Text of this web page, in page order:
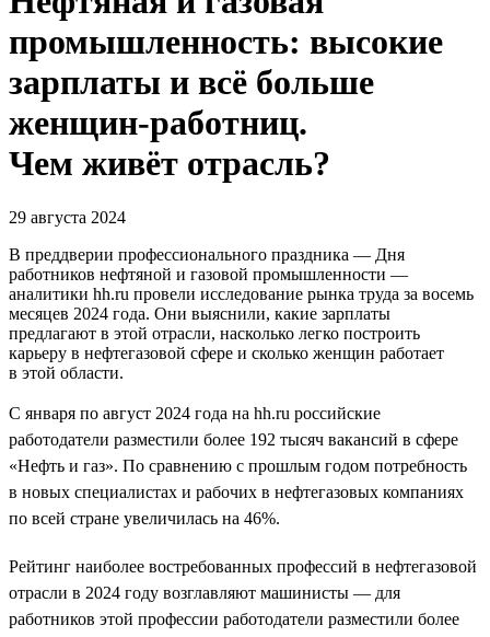
промышленность: высокие
зарплаты и всё больше
женщин-работниц.
Чем живёт отрасль?
29 августа 2024
В преддверии профессионального праздника — Дня
работников нефтяной и газовой промышленности —
аналитики hh.ru провели исследование рынка труда за восемь
месяцев 2024 года. Они выяснили, какие зарплаты
предлагают в этой отрасли, насколько легко построить
карьеру в нефтегазовой сфере и сколько женщин работает
в этой области.
С января по август 2024 года на hh.ru российские
работодатели разместили более 192 тысяч вакансий в сфере
«Нефть и газ». По сравнению с прошлым годом потребность
в новых специалистах и рабочих в нефтегазовых компаниях
по всей стране увеличилась на 46%.
Рейтинг наиболее востребованных профессий в нефтегазовой
отрасли в 2024 году возглавляют машинисты — для
работников этой профессии работодатели разместили более